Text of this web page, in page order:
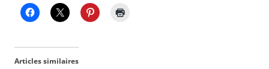
Articles similaires